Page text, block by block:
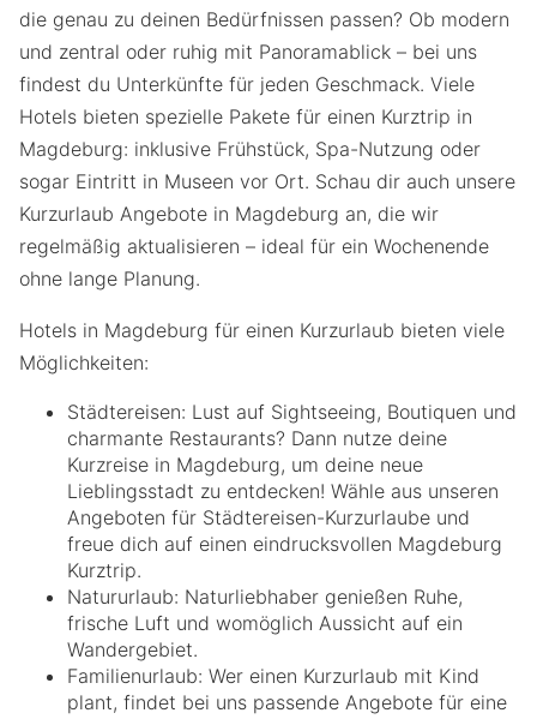
die genau zu deinen Bedürfnissen passen? Ob modern
und zentral oder ruhig mit Panoramablick – bei uns
findest du Unterkünfte für jeden Geschmack. Viele
Hotels bieten spezielle Pakete für einen Kurztrip in
Magdeburg: inklusive Frühstück, Spa-Nutzung oder
sogar Eintritt in Museen vor Ort. Schau dir auch unsere
Kurzurlaub Angebote in Magdeburg an, die wir
regelmäßig aktualisieren – ideal für ein Wochenende
ohne lange Planung.
Hotels in Magdeburg für einen Kurzurlaub bieten viele
Möglichkeiten:
Städtereisen: Lust auf Sightseeing, Boutiquen und
charmante Restaurants? Dann nutze deine
Kurzreise in Magdeburg, um deine neue
Lieblingsstadt zu entdecken! Wähle aus unseren
Angeboten für Städtereisen-Kurzurlaube und
freue dich auf einen eindrucksvollen Magdeburg
Kurztrip.
Natururlaub: Naturliebhaber genießen Ruhe,
frische Luft und womöglich Aussicht auf ein
Wandergebiet.
Familienurlaub: Wer einen Kurzurlaub mit Kind
plant, findet bei uns passende Angebote für eine